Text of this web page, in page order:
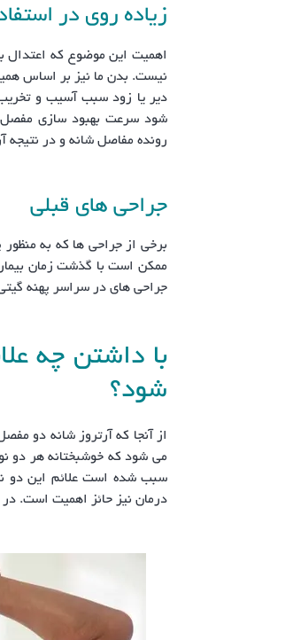
زیاده روی در
اهمیت این موضوع که اعتدال
نیست. بدن ما نیز بر اساس
دیر یا زود سبب آسیب و
شود سرعت بهبود سازی
رونده مفاصل شانه و در نتیجه
جراحی های قبلی
برخی از جراحی ها که به منظور
ممکن است با گذشت زمان
جراحی های در سراسر پهنه
با داشتن چه
شود؟
از آنجا که آرتروز شانه دو
می شود که خوشبختانه هر دو
سبب شده است علائم این دو
درمان نیز حائز اهمیت است. در